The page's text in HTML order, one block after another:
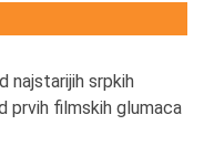
najstarijih srpkih
prvih filmskih glumaca